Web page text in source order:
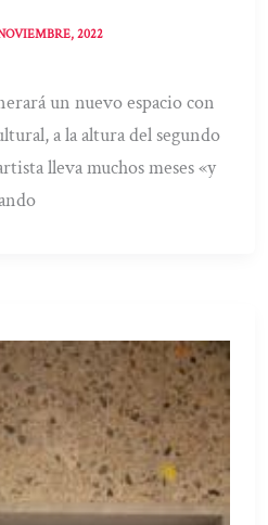
2022
un nuevo espacio con
a la altura del segundo
lleva muchos meses «y